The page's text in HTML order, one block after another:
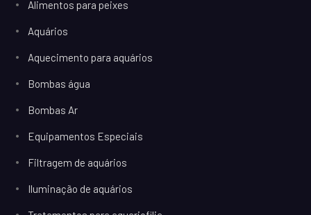
Alimentos para peixes
Aquários
Aquecimento para aquários
Bombas água
Bombas Ar
Equipamentos Especiais
Filtragem de aquários
Iluminação de aquários